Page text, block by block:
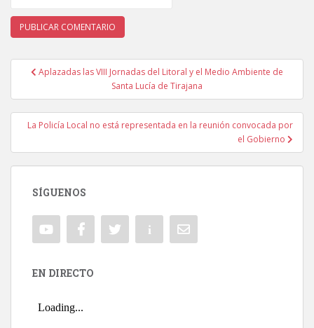
Navegación de entradas
Aplazadas las VIII Jornadas del Litoral y el Medio Ambiente de
Santa Lucía de Tirajana
La Policía Local no está representada en la reunión convocada por
el Gobierno
SÍGUENOS
EN DIRECTO